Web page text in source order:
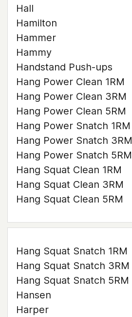
Hall
Hamilton
Hammer
Hammy
Handstand Push-ups
Hang Power Clean 1RM
Hang Power Clean 3RM
Hang Power Clean 5RM
Hang Power Snatch 1RM
Hang Power Snatch 3RM
Hang Power Snatch 5RM
Hang Squat Clean 1RM
Hang Squat Clean 3RM
Hang Squat Clean 5RM
Hang Squat Snatch 1RM
Hang Squat Snatch 3RM
Hang Squat Snatch 5RM
Hansen
Harper